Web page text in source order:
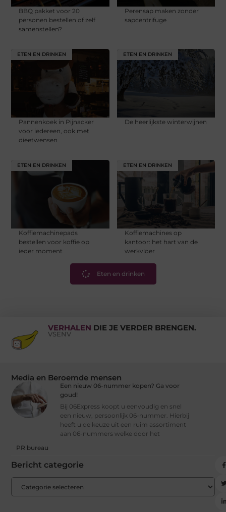
BBQ pakket voor 20
personen bestellen of zelf
samenstellen?
Perensap maken zonder
sapcentrifuge
ETEN EN DRINKEN
Pannenkoek in Pijnacker
voor iedereen, ook met
dieetwensen
ETEN EN DRINKEN
De heerlijkste winterwijnen
ETEN EN DRINKEN
Koffiemachinepads
bestellen voor koffie op
ieder moment
ETEN EN DRINKEN
Koffiemachines op
kantoor: het hart van de
werkvloer
Eten en drinken
VERHALEN DIE JE VERDER BRENGEN.
VSENV
Media en Beroemde mensen
Een nieuw 06-nummer kopen? Ga voor
goud!
Bij 06Express koopt u eenvoudig en snel
een nieuw, persoonlijk 06-nummer. Hierbij
heeft u de keuze uit een ruim assortiment
aan 06-nummers welke door het
PR bureau
Bericht categorie